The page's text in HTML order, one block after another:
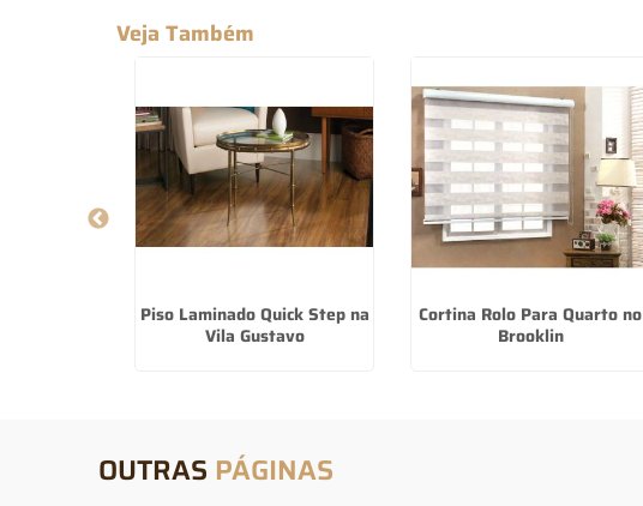
Veja Também
Piso Laminado Quick Step na
Vila Gustavo
Cortina Rolo Para Quarto no
Brooklin
OUTRAS PÁGINAS